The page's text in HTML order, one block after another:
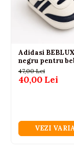
Adidasi
negru pentru
47,00 Lei
40,00 Lei
VEZI